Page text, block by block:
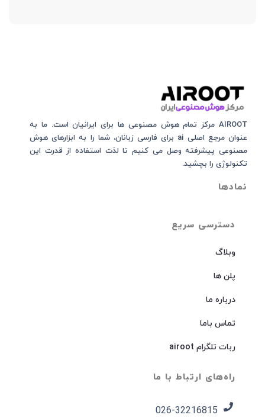
دسترسی سریع
وبلاگ
پلن ها
درباره ما
تماس باما
ربات تلگرام airoot
راه‌های ارتباط با ما
026-32216815​
AIROOT مرکز تمام هوش مصنوعی‌‌‌ ها برای ایرانیان است. ما به
عنوان مرجع اصلی ai برای فارسی زبانان، شما را به ابزارهای هوش
مصنوعی پیشرفته وصل می کنیم تا لذت استفاده از قدرت این
تکنولوژی را بچشید.
نمادها